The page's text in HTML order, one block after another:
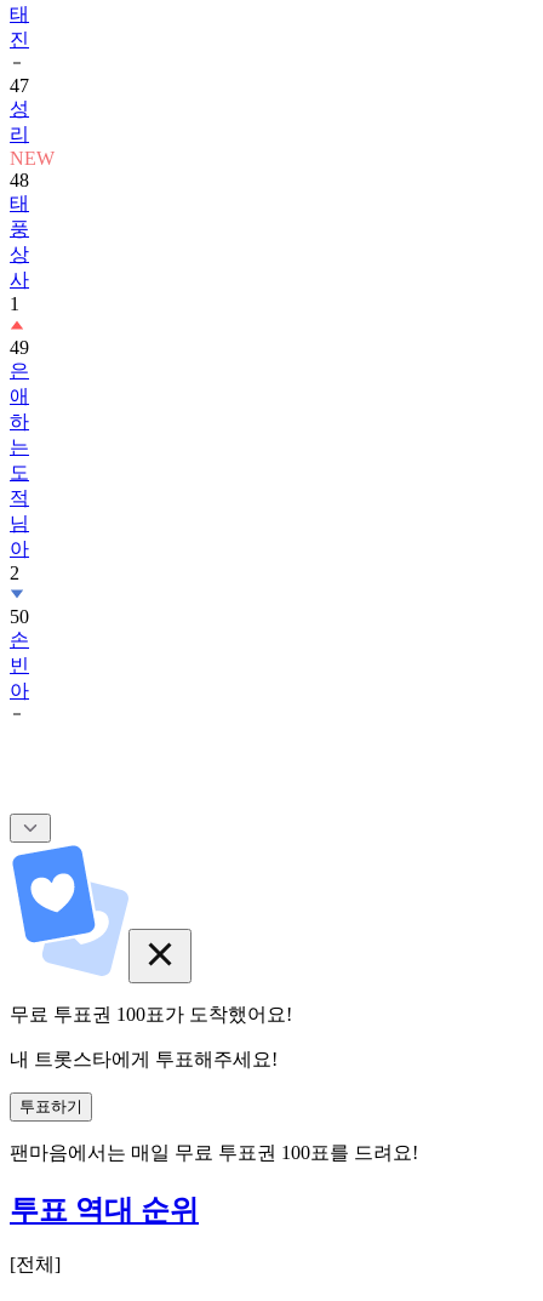
태
진
47
성
리
NEW
48
태
풍
상
사
1
49
은
애
하
는
도
적
님
아
2
50
손
빈
아
무료 투표권 100표가 도착했어요!
내 트롯스타에게 투표해주세요!
투표하기
팬마음에서는 매일 무료 투표권 100표를 드려요!
투표 역대 순위
[전체 ]